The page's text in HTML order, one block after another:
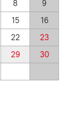
8
9
15
16
22
23
29
30